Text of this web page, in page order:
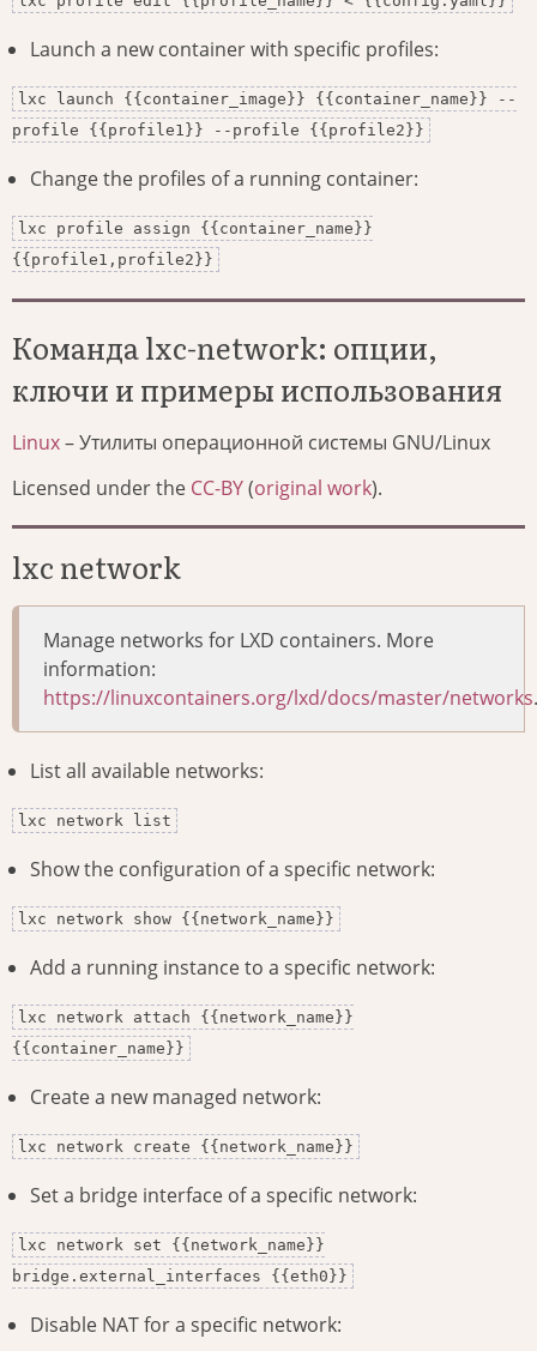
Launch a new container with specific profiles:
lxc launch {{container_image}} {{container_name}} --
profile {{profile1}} --profile {{profile2}}
Change the profiles of a running container:
lxc profile assign {{container_name}}
{{profile1,profile2}}
Команда lxc-network: опции,
ключи и примеры использования
Linux– Утилиты операционной системы GNU/Linux
Licensed under the CC-BY(original work).
lxc network
Manage networks for LXD containers. More
information:
https://linuxcontainers.org/lxd/docs/master/networks.
List all available networks:
lxc network list
Show the configuration of a specific network:
lxc network show {{network_name}}
Add a running instance to a specific network:
lxc network attach {{network_name}}
{{container_name}}
Create a new managed network:
lxc network create {{network_name}}
Set a bridge interface of a specific network:
lxc network set {{network_name}}
bridge.external_interfaces {{eth0}}
Disable NAT for a specific network: